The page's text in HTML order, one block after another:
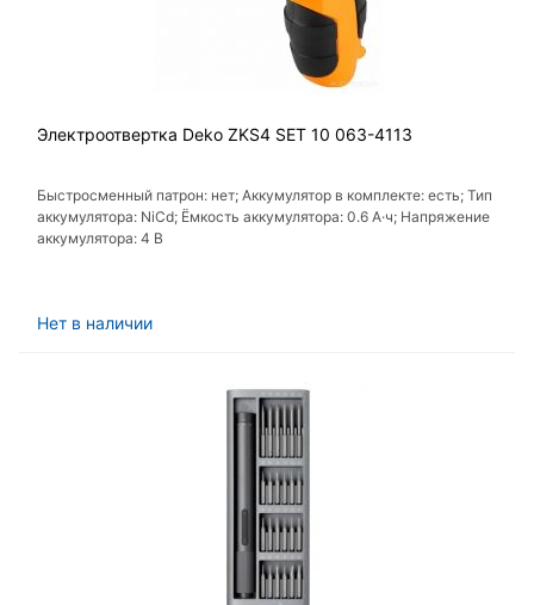
Электроотвертка Deko ZKS4 SET 10 063-4113
Быстросменный патрон: нет; Аккумулятор в комплекте: есть; Тип
аккумулятора: NiCd; Ёмкость аккумулятора: 0.6 А·ч; Напряжение
аккумулятора: 4 В
Нет в наличии